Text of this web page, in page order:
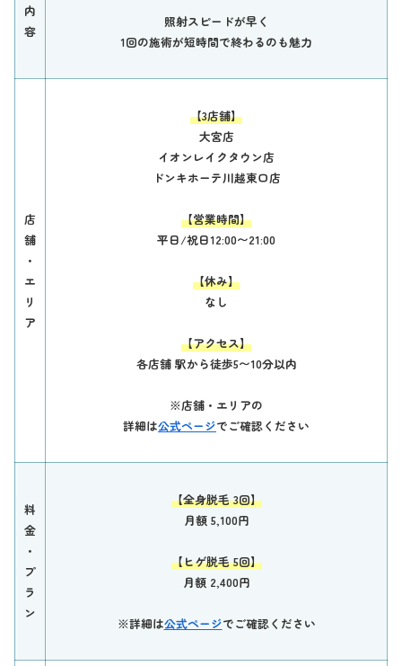
内
容
照射スピードが早く
1回の施術が短時間で終わるのも魅力
店
舗
・
エ
リ
ア
【3店舗】
大宮店
イオンレイクタウン店
ドンキホーテ川越東口店
【営業時間】
平日/祝日12:00〜21:00
【休み】
なし
【アクセス】
各店舗 駅から徒歩5〜10分以内
※店舗・エリアの
詳細は公式ページでご確認ください
料
金
・
プ
ラ
ン
【全身脱毛 3回】
月額 5,100円
【ヒゲ脱毛 5回】
月額 2,400円
※詳細は公式ページでご確認ください